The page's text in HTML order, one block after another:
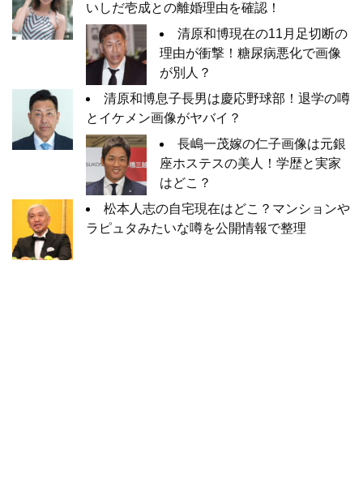
いしだ壱成との離婚理由を確認！
清原和博現在の11月足切断の
理由が衝撃！糖尿病悪化で画像
が別人？
清原和博息子長男は慶応野球部！退学の噂
とイケメン画像がヤバイ？
長嶋一茂嫁の仁子画像は元銀
座ホステスの美人！学歴と実家
はどこ？
松本人志の自宅現在はどこ？マンションや
ラピュタみたいな噂を公開情報で整理